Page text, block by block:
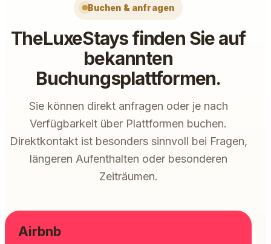
Buchen & anfragen
TheLuxeStays finden Sie auf
bekannten
Buchungsplattformen.
Sie können direkt anfragen oder je nach
Verfügbarkeit über Plattformen buchen.
Direktkontakt ist besonders sinnvoll bei Fragen,
längeren Aufenthalten oder besonderen
Zeiträumen.
Airbnb